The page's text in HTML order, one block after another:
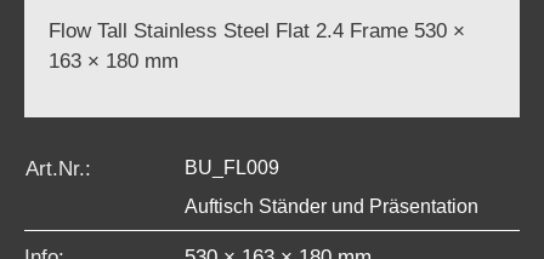
Flow Tall Stainless Steel Flat 2.4 Frame 530 ×
163 × 180 mm
Art.Nr.:
BU_FL009
Auftisch Ständer und Präsentation